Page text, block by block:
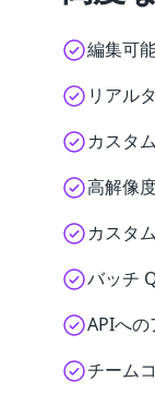
編集可
リアル
カスタ
高解像
カスタ
バッチ
APIへの
チーム